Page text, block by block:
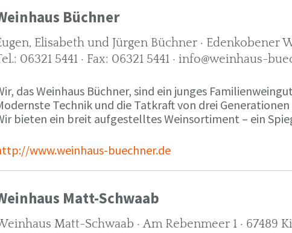
Büchner
Elisabeth und Jürgen Büchner · Edenkobener
06321 5441 · Fax: 06321 5441 · info@weinhaus-
das Weinhaus Büchner, sind ein junges
Technik und die Tatkraft von drei
bieten ein breit aufgestelltes Weinsortiment – ein
www.weinhaus-buechner.de
Matt-Schwaab
Matt-Schwaab · Am Rebenmeer 1 · 67489